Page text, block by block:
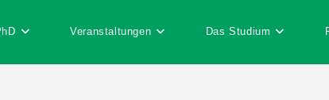
Veranstaltungen Das Studium